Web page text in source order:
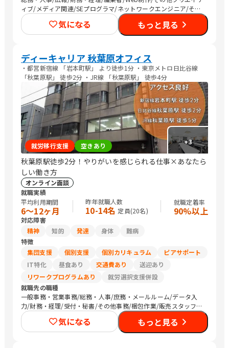
ィブ/メディア関連/SEプログラマ/ネットワークエンジニア/その
他IT/ヘルプデスク/看護師/介護職員・ヘルパー/医療関連職/その
他専門職/マーケティング・広告関連
気になる もっと見る
ディーキャリア 秋葉原オフィス
・都営新宿線 「岩本町駅」 より徒歩1分 ・東京メトロ日比谷線
「秋葉原駅」 徒歩2分 ・JR線 「秋葉原駅」 徒歩4分
+3
就労移行支援 空きあり
秋葉原駅徒歩2分！やりがいを感じられる仕事×あなたら
しい働き方
オンライン面談
就職実績
平均利用期間
6〜12ヶ月
昨年就職人数
10-14名 定員(20名)
就職定着率
90%以上
対応障害
精神
知的 発達 身体
難病
特徴
集団支援
個別支援 個別カリキュラム
ピアサポート
IT特化
昼食あり 交通費あり
送迎あり
リワークプログラムあり
就労選択支援併設
就職先の職種
一般事務・営業事務/総務・人事/庶務・メールルーム/データ入
力/財務・経理/受付・秘書/その他事務/梱包作業/販売スタッフ・
接客/バックヤード・商品管理/編集者/Web制作/DTPオペレータ
ー/その他クリエイティブ/デザイナー/SEプログラマ/セキュリテ
ィエンジニア/ネットワークエンジニア/社内情報システム/CADオ
気になる もっと見る